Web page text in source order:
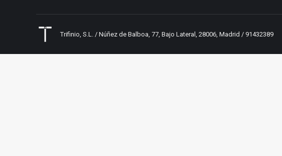
Trifinio, S.L. / Núñez de Balboa, 77, Bajo Lateral, 28006, Madrid / 91432389